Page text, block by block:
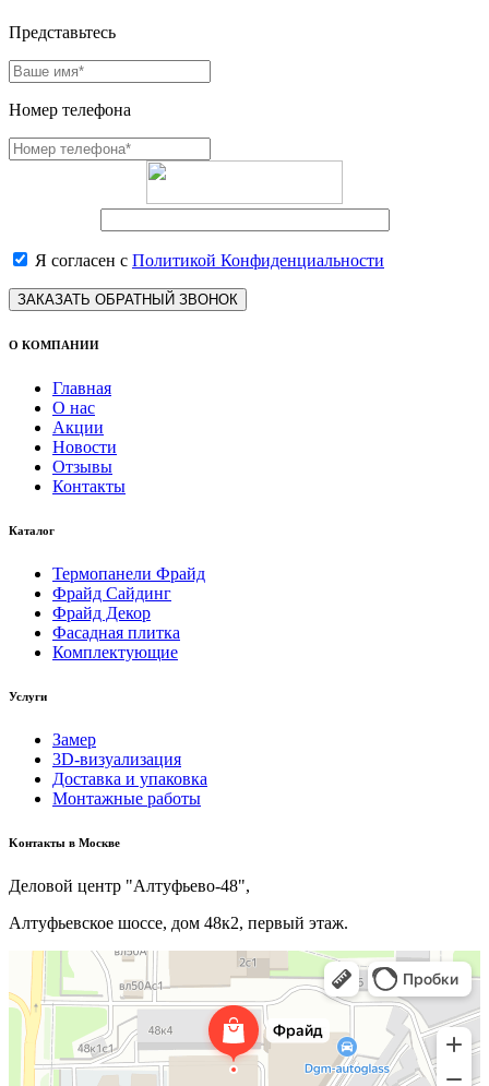
Представьтесь
Номер телефона
Я согласен с Политикой Конфиденциальности
ЗАКАЗАТЬ ОБРАТНЫЙ ЗВОНОК
О КОМПАНИИ
Главная
О нас
Акции
Новости
Отзывы
Контакты
Каталог
Термопанели Фрайд
Фрайд Сайдинг
Фрайд Декор
Фасадная плитка
Комплектующие
Услуги
Замер
3D-визуализация
Доставка и упаковка
Монтажные работы
Kонтакты в Москве
Деловой центр "Алтуфьево-48",
Алтуфьевское шоссе, дом 48к2, первый этаж.